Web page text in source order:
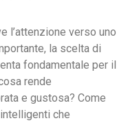
l’attenzione verso uno
la scelta di
fondamentale per il
rende
e gustosa? Come
che